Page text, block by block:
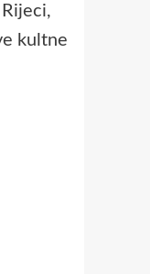
kultne